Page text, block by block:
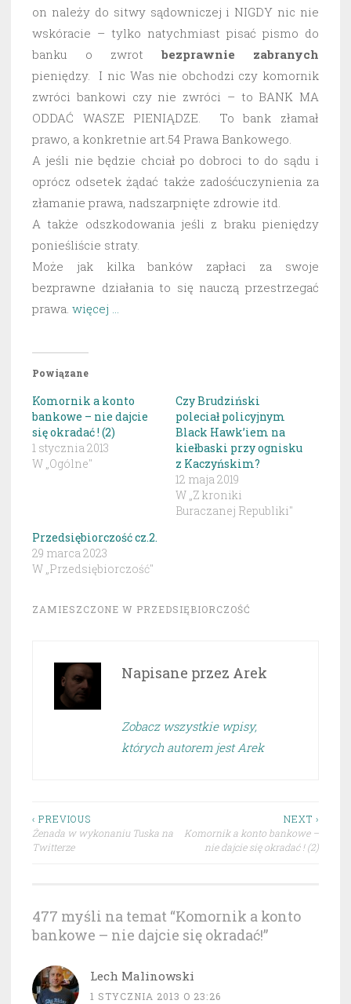
on należy do sitwy sądowniczej i NIGDY nic nie
wskóracie – tylko natychmiast pisać pismo do
banku o zwrot bezprawnie
zabranych
pieniędzy. I nic Was nie obchodzi czy komornik
zwróci bankowi czy nie zwróci – to BANK MA
ODDAĆ WASZE PIENIĄDZE. To bank złamał
prawo, a konkretnie art.54 Prawa Bankowego.
A jeśli nie będzie chciał po dobroci to do sądu i
oprócz odsetek żądać także zadośćuczynienia za
złamanie prawa, nadszarpnięte zdrowie itd.
A także odszkodowania jeśli z braku pieniędzy
ponieśliście straty.
Może jak kilka banków zapłaci za swoje
bezprawne działania to się nauczą przestrzegać
prawa. więcej …
Powiązane
Komornik a konto
bankowe – nie dajcie
się okradać ! (2)
1 stycznia 2013
W „Ogólne"
Czy Brudziński
poleciał policyjnym
Black Hawk’iem na
kiełbaski przy ognisku
z Kaczyńskim?
12 maja 2019
W „Z kroniki
Buraczanej Republiki"
Przedsiębiorczość cz.2.
29 marca 2023
W „Przedsiębiorczość"
ZAMIESZCZONE W PRZEDSIĘBIORCZOŚĆ
Napisane przez Arek
Zobacz wszystkie wpisy,
których autorem jest Arek
Nawigacja
wpisu
‹ PREVIOUS
Żenada w wykonaniu Tuska na
Twitterze
NEXT ›
Komornik a konto bankowe –
nie dajcie się okradać ! (2)
477 myśli na temat “Komornik a konto
bankowe – nie dajcie się okradać!”
Lech Malinowski
1 STYCZNIA 2013 O 23:26